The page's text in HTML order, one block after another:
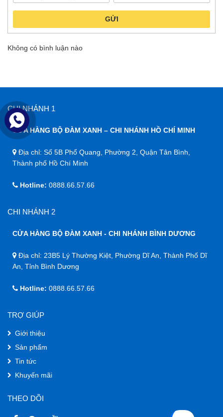
GỬI
Không có bình luận nào
CHI NHÁNH 1
CỬA HÀNG BỘ ĐÀM XANH – CHI NHÁNH HỒ CHÍ MINH
Địa chỉ: Số 5B Phổ Quang, Phường 2, Quận Tân Bình,
Thành phố Hồ Chí Minh
Hotline: 0888.66.57.66
CHI NHÁNH 2
CỬA HÀNG BỘ ĐÀM XANH - CHI NHÁNH BÌNH DƯƠNG
Địa chỉ: 23B5 Lý Thường Kiệt, Phường Dĩ An, Thành Phố Dĩ
An, Tỉnh Bình Dương
Hotline: 0888.66.57.66
TRỢ GIÚP
Giới thiệu
Sản phẩm
Tin tức
Khuyến mãi
THEO DÕI